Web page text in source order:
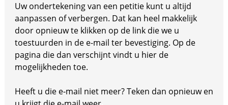
Uw ondertekening van een petitie kunt u altijd
aanpassen of verbergen. Dat kan heel makkelijk
door opnieuw te klikken op de link die we u
toestuurden in de e-mail ter bevestiging. Op de
pagina die dan verschijnt vindt u hier de
mogelijkheden toe.
Heeft u die e-mail niet meer? Teken dan opnieuw en